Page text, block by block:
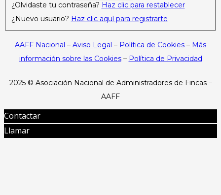
¿Olvidaste tu contraseña? Haz clic para restablecer
¿Nuevo usuario? Haz clic aquí para registrarte
AAFF Nacional – Aviso Legal – Política de Cookies – Más
información sobre las Cookies– Política de Privacidad
2025 © Asociación Nacional de Administradores de Fincas –
AAFF
Contactar
Llamar